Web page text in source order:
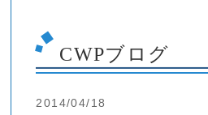
CWPブログ
2014/04/18